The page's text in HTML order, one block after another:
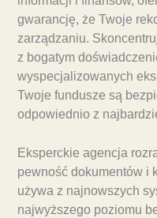
gwarancję, że Twoje
zarządzaniu.
z bogatym
wyspecjalizowanych
Twoje fundusze są
odpowiednio z
Eksperckie agencja
pewność dokumentów i
używa z najnowszych
najwyższego poziomu